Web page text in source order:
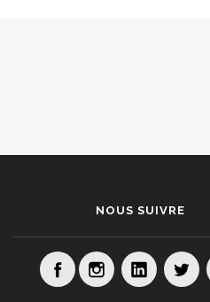
NOUS SUIVRE